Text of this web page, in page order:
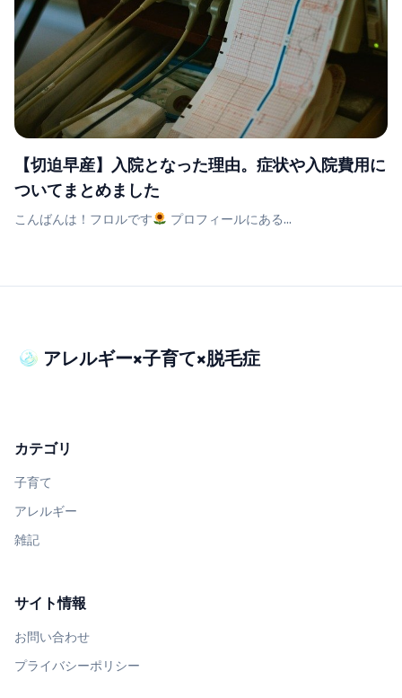
【切迫早産】入院となった理由。症状や入院費用に
ついてまとめました
こんばんは！フロルです プロフィールにある...
アレルギー×子育て×脱毛症
カテゴリ
子育て
アレルギー
雑記
サイト情報
お問い合わせ
プライバシーポリシー